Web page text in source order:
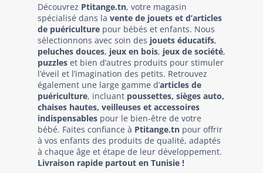
Découvrez Ptitange.tn, votre magasin
spécialisé dans la vente de jouets et d’articles
de puériculture pour bébés et enfants. Nous
sélectionnons avec soin des jouets éducatifs,
peluches douces, jeux en bois, jeux de société,
puzzles et bien d’autres produits pour stimuler
l’éveil et l’imagination des petits. Retrouvez
également une large gamme d’articles de
puériculture, incluant poussettes, sièges auto,
chaises hautes, veilleuses et accessoires
indispensables pour le bien-être de votre
bébé. Faites confiance à Ptitange.tn pour offrir
à vos enfants des produits de qualité, adaptés
à chaque âge et étape de leur développement.
Livraison rapide partout en Tunisie !